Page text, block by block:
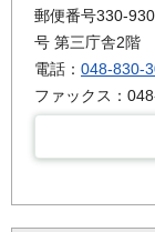
郵便番号330-
号 第三庁舎2階
電話： 048-830-
ファックス：